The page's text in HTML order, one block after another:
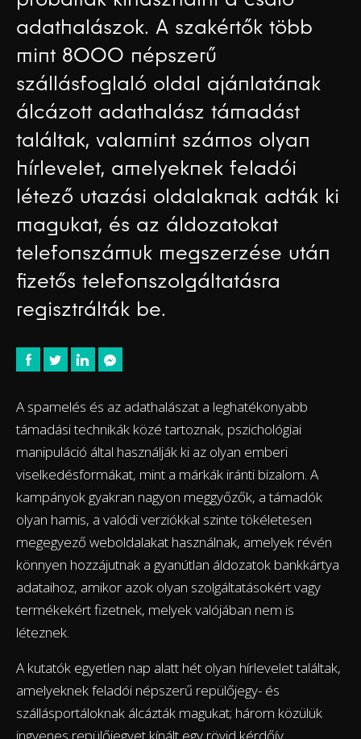
adathalászok. A szakértők több
mint 8000 népszerű
szállásfoglaló oldal ajánlatának
álcázott adathalász támadást
találtak, valamint számos olyan
hírlevelet, amelyeknek feladói
létező utazási oldalaknak adták ki
magukat, és az áldozatokat
telefonszámuk megszerzése után
fizetős telefonszolgáltatásra
regisztrálták be.
A spamelés és az adathalászat a leghatékonyabb
támadási technikák közé tartoznak, pszichológiai
manipuláció által használják ki az olyan emberi
viselkedésformákat, mint a márkák iránti bizalom. A
kampányok gyakran nagyon meggyőzők, a támadók
olyan hamis, a valódi verziókkal szinte tökéletesen
megegyező weboldalakat használnak, amelyek révén
könnyen hozzájutnak a gyanútlan áldozatok bankkártya
adataihoz, amikor azok olyan szolgáltatásokért vagy
termékekért fizetnek, melyek valójában nem is
léteznek.
A kutatók egyetlen nap alatt hét olyan hírlevelet találtak,
amelyeknek feladói népszerű repülőjegy- és
szállásportáloknak álcázták magukat; három közülük